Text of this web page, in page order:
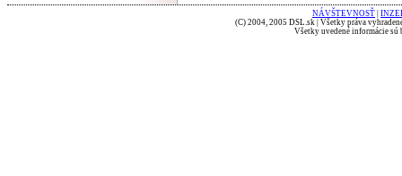
NÁVŠTEVNOSŤ
(C) 2004, 2005 DSL.sk | Všetky práva
Všetky uvedené informácie sú